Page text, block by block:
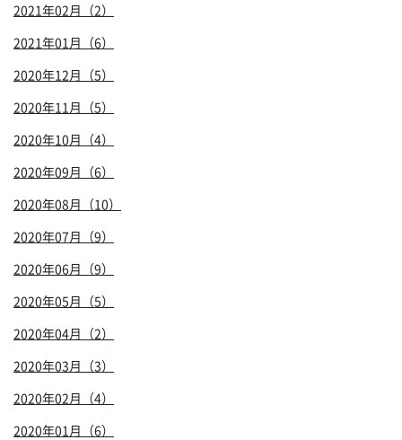
2021年02月（2）
2021年01月（6）
2020年12月（5）
2020年11月（5）
2020年10月（4）
2020年09月（6）
2020年08月（10）
2020年07月（9）
2020年06月（9）
2020年05月（5）
2020年04月（2）
2020年03月（3）
2020年02月（4）
2020年01月（6）